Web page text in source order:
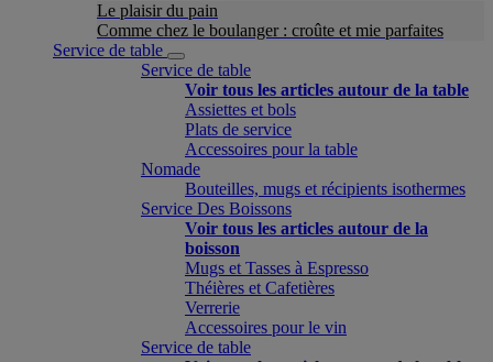
Le plaisir du pain
Comme chez le boulanger : croûte et mie parfaites
Service de table
Service de table
Voir tous les articles autour de la table
Assiettes et bols
Plats de service
Accessoires pour la table
Nomade
Bouteilles, mugs et récipients isothermes
Service Des Boissons
Voir tous les articles autour de la
boisson
Mugs et Tasses à Espresso
Théières et Cafetières
Verrerie
Accessoires pour le vin
Service de table